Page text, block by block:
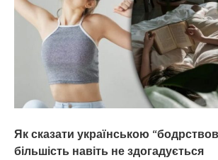
Як сказати українською
більшість навіть не здогадується